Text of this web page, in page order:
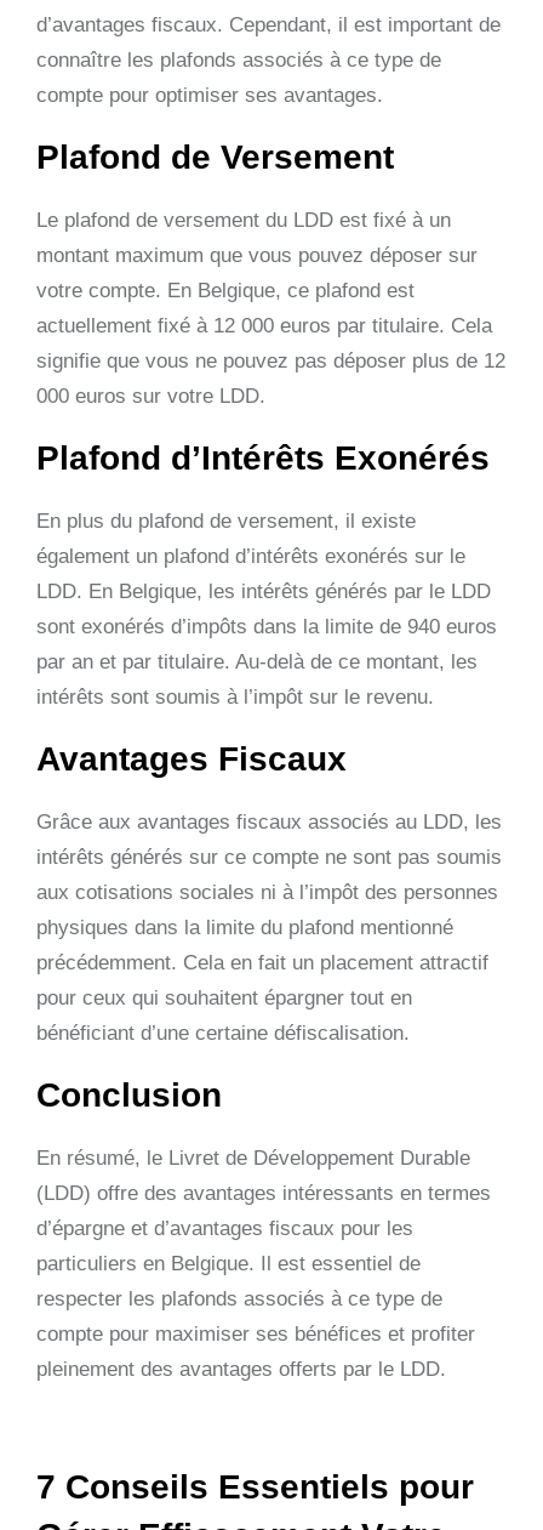
d’avantages fiscaux. Cependant, il est important de
connaître les plafonds associés à ce type de
compte pour optimiser ses avantages.
Plafond de Versement
Le plafond de versement du LDD est fixé à un
montant maximum que vous pouvez déposer sur
votre compte. En Belgique, ce plafond est
actuellement fixé à 12 000 euros par titulaire. Cela
signifie que vous ne pouvez pas déposer plus de 12
000 euros sur votre LDD.
Plafond d’Intérêts Exonérés
En plus du plafond de versement, il existe
également un plafond d’intérêts exonérés sur le
LDD. En Belgique, les intérêts générés par le LDD
sont exonérés d’impôts dans la limite de 940 euros
par an et par titulaire. Au-delà de ce montant, les
intérêts sont soumis à l’impôt sur le revenu.
Avantages Fiscaux
Grâce aux avantages fiscaux associés au LDD, les
intérêts générés sur ce compte ne sont pas soumis
aux cotisations sociales ni à l’impôt des personnes
physiques dans la limite du plafond mentionné
précédemment. Cela en fait un placement attractif
pour ceux qui souhaitent épargner tout en
bénéficiant d’une certaine défiscalisation.
Conclusion
En résumé, le Livret de Développement Durable
(LDD) offre des avantages intéressants en termes
d’épargne et d’avantages fiscaux pour les
particuliers en Belgique. Il est essentiel de
respecter les plafonds associés à ce type de
compte pour maximiser ses bénéfices et profiter
pleinement des avantages offerts par le LDD.
7 Conseils Essentiels pour